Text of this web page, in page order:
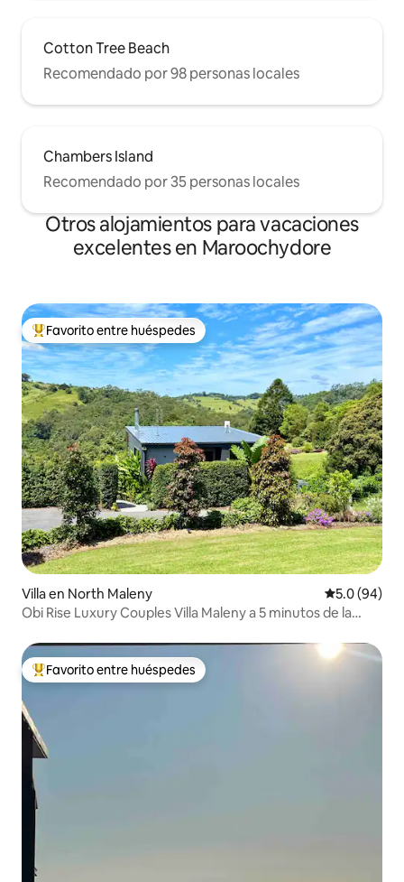
Cotton Tree Beach
Recomendado por 98 personas locales
Chambers Island
Recomendado por 35 personas locales
Otros alojamientos para vacaciones
excelentes en Maroochydore
Favorito entre huéspedes preferido
Favorito entre huéspedes
Villa en North Maleny Calificación
5.0 (94)
Obi Rise Luxury Couples Villa Maleny a 5 minutos de la
Favorito entre huéspedes preferido
Favorito entre huéspedes